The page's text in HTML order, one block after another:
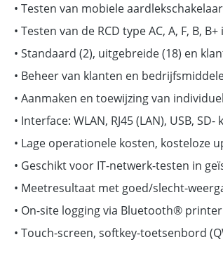
• Testen van mobiele
• Testen van de RCD type AC, A, F, B,
• Standaard (2), uitgebreide (18) en
• Beheer van klanten en
• Aanmaken en toewijzing van
• Interface: WLAN, RJ45 (LAN), USB,
• Lage operationele kosten, kosteloze
• Geschikt voor IT-netwerk-testen in
• Meetresultaat met goed/slecht-
• On-site logging via Bluetooth® printer
• Touch-screen, softkey-toetsenbord